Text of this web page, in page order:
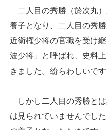
二人目の秀勝（於次丸
養子となり、二人目の秀
近衛権少将の官職を受け
波少将」と呼ばれ、史料
きました。紛らわしいです
しかし二人目の秀勝と
は見られていませんでし